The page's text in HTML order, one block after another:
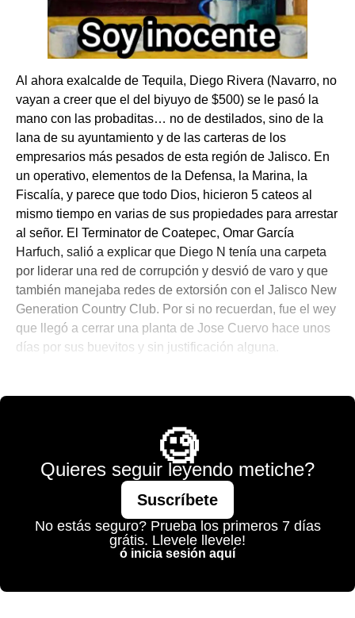
Al ahora exalcalde de Tequila, Diego Rivera (Navarro, no
vayan a creer que el del biyuyo de $500) se le pasó la
mano con las probaditas… no de destilados, sino de la
lana de su ayuntamiento y de las carteras de los
empresarios más pesados de esta región de Jalisco. En
un operativo, elementos de la Defensa, la Marina, la
Fiscalía, y parece que todo Dios, hicieron 5 cateos al
mismo tiempo en varias de sus propiedades para arrestar
al señor. El Terminator de Coatepec, Omar García
Harfuch, salió a explicar que Diego N tenía una carpeta
por liderar una red de corrupción y desvió de varo y que
también manejaba redes de extorsión con el Jalisco New
Generation Country Club. Por si no recuerdan, fue el wey
que llegó a cerrar una planta de Jose Cuervo hace unos
días por sus buevitos y sin justificación alguna.
🧐
Quieres seguir leyendo metiche?
Suscríbete
No estás seguro? Prueba los primeros 7 días
grátis. Llevele llevele!
ó inicia sesión aquí